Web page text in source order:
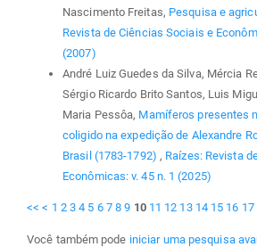
Nascimento Freitas, Pesquisa e
Revista de Ciências Sociais e
(2007)
André Luiz Guedes da Silva, Mércia
Sérgio Ricardo Brito Santos, Luis
Maria Pessôa, Mamíferos presentes
coligido na expedição de Alexandre
Brasil (1783-1792) , Raízes: Revista
Econômicas: v. 45 n. 1 (2025)
<< < 1 2 3 4 5 6 7 8 9 10 11 12 13 14 15 16 17
Você também pode iniciar uma pesquisa